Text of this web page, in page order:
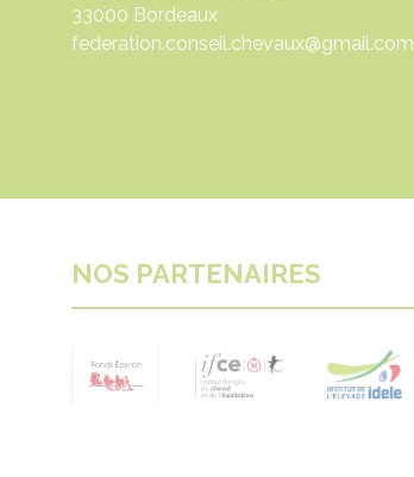
33000 Bordeaux
federation.conseil.chevaux@gmail.com
NOS PARTENAIRES